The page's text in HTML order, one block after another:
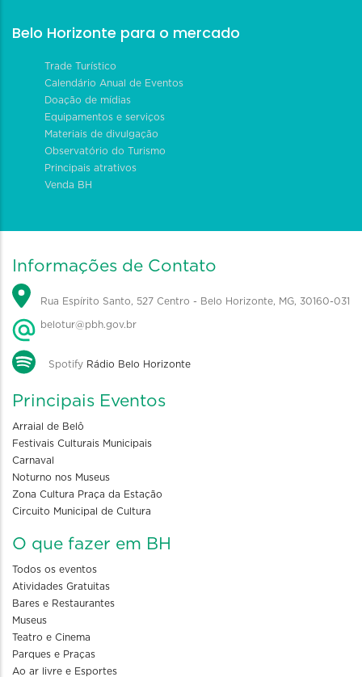
Belo Horizonte para o mercado
Trade Turístico
Calendário Anual de Eventos
Doação de mídias
Equipamentos e serviços
Materiais de divulgação
Observatório do Turismo
Principais atrativos
Venda BH
Informações de Contato
Rua Espírito Santo, 527 Centro - Belo Horizonte, MG, 30160-031
belotur@pbh.gov.br
Spotify Rádio Belo Horizonte
Principais Eventos
Arraial de Belô
Festivais Culturais Municipais
Carnaval
Noturno nos Museus
Zona Cultura Praça da Estação
Circuito Municipal de Cultura
O que fazer em BH
Todos os eventos
Atividades Gratuitas
Bares e Restaurantes
Museus
Teatro e Cinema
Parques e Praças
Ao ar livre e Esportes